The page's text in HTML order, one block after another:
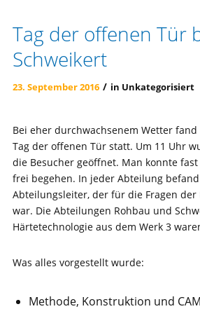
Tag der offenen Tür
Schweikert
23. September 2016 / in Unkategorisiert
Bei eher durchwachsenem Wetter fand
Tag der offenen Tür statt. Um 11 Uhr
die Besucher geöffnet. Man konnte
frei begehen. In jeder Abteilung
Abteilungsleiter, der für die Fragen der
war. Die Abteilungen Rohbau und
Härtetechnologie aus dem Werk 3
Was alles vorgestellt wurde:
Methode, Konstruktion und